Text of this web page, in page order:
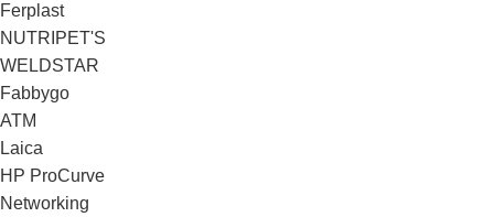
Ferplast
NUTRIPET'S
WELDSTAR
Fabbygo
ATM
Laica
HP ProCurve
Networking